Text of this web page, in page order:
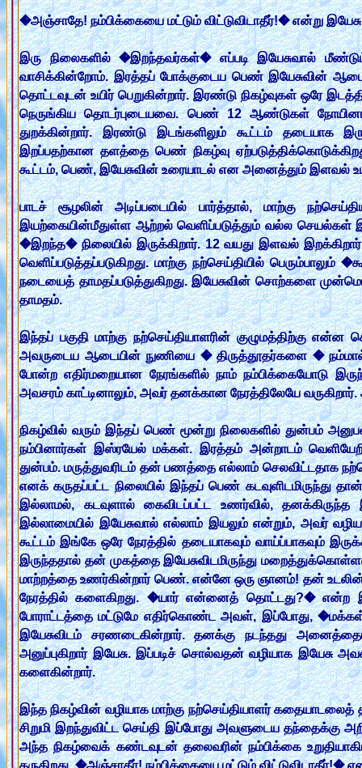
�அஞ்சாதே! நம்பிக்கையை மட்டும் விட்டுவிடாதீர்!� என்று
இரு நிலைகளில் �இறந்தவர்கள்� எப்படி இயேசுவால்
வாசிக்கின்றோம். இரத்தப் போக்குடைய பெண் இயேசுவின்
தொட்டவுடன் உயிர் பெறுகின்றார். இரண்டு நிகழ்வுகள் ஒரே
நெருங்கிய தொடர்புடையவை. பெண் 12 ஆண்டுகள்
துறக்கின்றார். இரண்டு இடங்களிலும் கூட்டம் தடையாக
இறப்பதற்கான தளத்தை பெண் நிகழ்வு
கூட்டம், பெண், இயேசுவின் உரையாடல் என அனைத்தும் இளவல்
பாடச் சூழலின் அடிப்படையில் பார்த்தால், மாற்கு
இயற்கையின்மீதுள்ள ஆற்றல் வெளிப்படுத்தும் வல்ல செயல்கள்
�இறந்த� நிலையில் இருக்கிறார். 12 வயது இளவல்
வெளிப்படுத்தப்படுகிறது. மாற்கு நற்செய்தியில்
நடையைத் தாமதப்படுத்துகிறது. இயேசுவின் சொற்களை
தாமதம்.
இந்தப் பகுதி மாற்கு நற்செய்தியாளரின் குழுமத்திற்கு என்ன
அவருடைய ஆடையின் நுணியை � திருத்தூதர்களை � நம்மால்
போன்ற எதிர்மறையான நேரங்களில் நாம் நம்பிக்கையோடு
அவசரம் காட்டினாலும், அவர் தனக்கான நேரத்திலேயே
நிகழ்வில் வரும் இந்தப் பெண் மூன்று நிலைகளில் துன்பம்
நம்பினார்கள் இஸ்ரயேல் மக்கள். இரத்தம் அன்றாடம்
துன்பம். மருத்துவரிடம் தன் பணத்தை எல்லாம் செலவிட்டதாக
எனக் கருதப்பட்ட நிலையில் இந்தப் பெண் கடவுளிடமிருந்து
இல்லாமல், கடவுளால் கைவிடப்பட்ட உணர்வில்,
இல்லாமையில் இயேசுவால் எல்லாம் இயலும் என்றும், அவர்
கூட்டம் இங்கே ஒரே நேரத்தில் தடையாகவும் வாய்ப்பாகவும்
இருந்ததால் தன் முகத்தை இயேசுவிடமிருந்து
மாற்றத்தை உணர்கின்றார் பெண். என்னே ஒரு ஞானம்! தன் உடலின்
நேரத்தில் களைகிறது. �யார் என்னைத் தொட்டது?� என்ற
போராட்டத்தை மட்டுமே எதிர்கொண்ட அவள், இப்போது,
இயேசுவிடம் சரணடைகின்றார். தனக்கு நடந்தது
அனுப்புகிறார் இயேசு. இப்படிச் சொல்வதன் வழியாக இயேசு
களைகின்றார்.
இந்த நிகழ்வின் வழியாக மாற்கு நற்செய்தியாளர் கதையாடலைத்
சிறுமி இறந்துவிட்ட செய்தி இப்போது அவளுடைய தந்தைக்கு
அந்த நிகழ்வைக் கண்டவுடன் தலைவரின் நம்பிக்கை
தருகிறது. �அஞ்சாதீர்! நம்பிக்கையை மட்டும் விட்டுவிடாதீர்!� என